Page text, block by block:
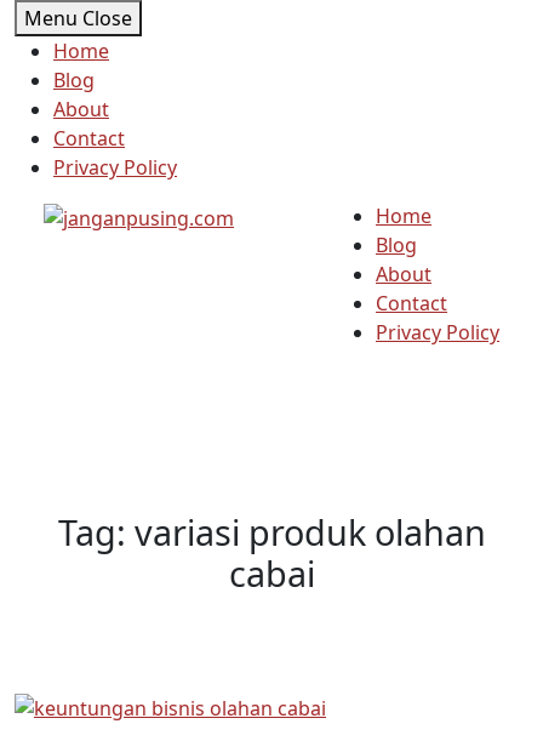
Skip
to
content
Menu Close
Home
Blog
About
Contact
Privacy Policy
Home
Blog
About
Contact
Privacy Policy
Tag: variasi produk olahan
cabai